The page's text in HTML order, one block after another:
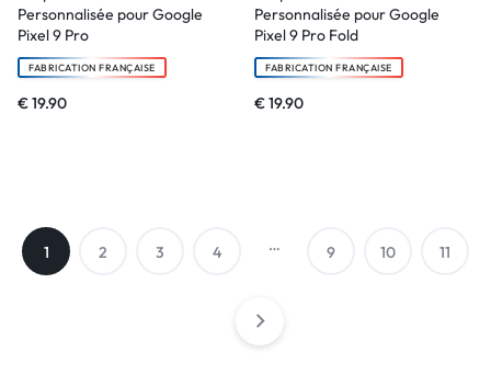
Personnalisée pour Google
Pixel 9 Pro
FABRICATION FRANÇAISE
€19.90
Personnalisée pour Google
Pixel 9 Pro Fold
FABRICATION FRANÇAISE
€19.90
1 2 3 4 … 9 10 11